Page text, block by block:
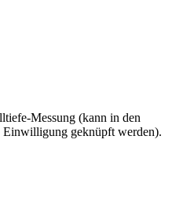
Messung (kann in den
Einwilligung geknüpft werden).